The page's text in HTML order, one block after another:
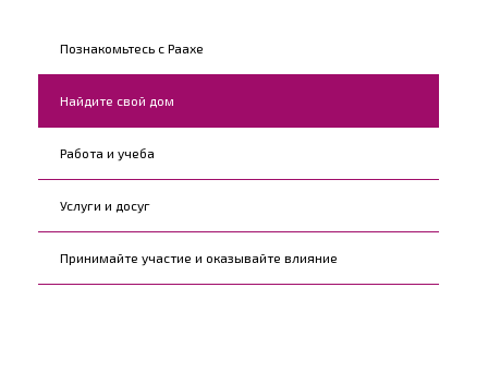
Kohderyhmät
Познакомьтесь с Раахе
Найдите свой дом
Работа и учеба
Услуги и досуг
Принимайте участие и оказывайте влияние